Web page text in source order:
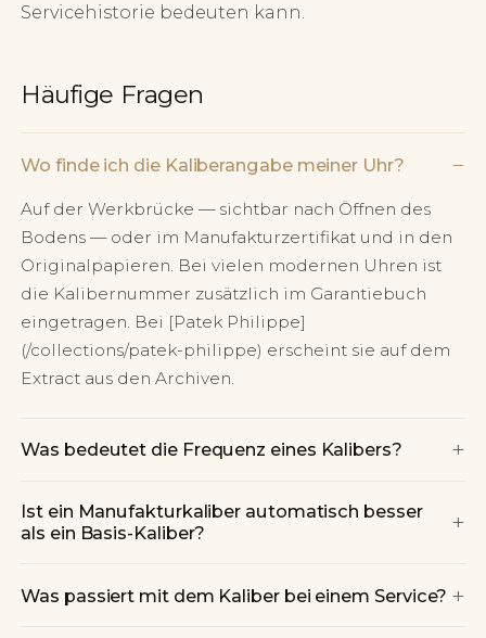
Servicehistorie bedeuten kann.
Häufige Fragen
Wo finde ich die Kaliberangabe meiner Uhr? −
Auf der Werkbrücke — sichtbar nach Öffnen des
Bodens — oder im Manufakturzertifikat und in den
Originalpapieren. Bei vielen modernen Uhren ist
die Kalibernummer zusätzlich im Garantiebuch
eingetragen. Bei [Patek Philippe]
(/collections/patek-philippe) erscheint sie auf dem
Extract aus den Archiven.
Was bedeutet die Frequenz eines Kalibers? +
Ist ein Manufakturkaliber automatisch besser
als ein Basis-Kaliber?
+
Was passiert mit dem Kaliber bei einem Service? +